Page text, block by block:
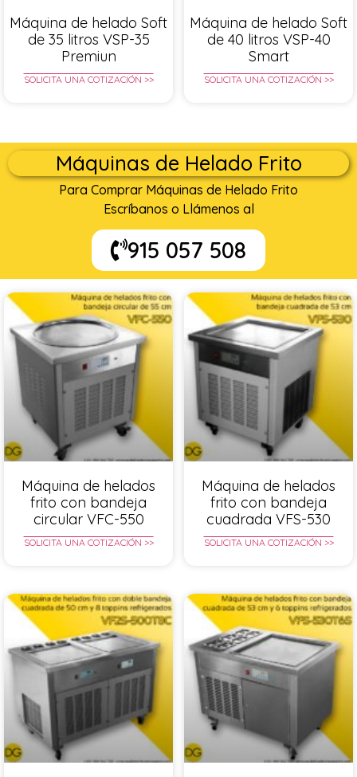
Máquina de helado Soft
de 35 litros VSP-35
Premiun
SOLICITA UNA COTIZACIÓN >>
Máquina de helado Soft
de 40 litros VSP-40
Smart
SOLICITA UNA COTIZACIÓN >>
Máquinas de Helado Frito
Para Comprar Máquinas de Helado Frito
Escríbanos o Llámenos al
915 057 508
Máquina de helados
frito con bandeja
circular VFC-550
SOLICITA UNA COTIZACIÓN >>
Máquina de helados
frito con bandeja
cuadrada VFS-530
SOLICITA UNA COTIZACIÓN >>